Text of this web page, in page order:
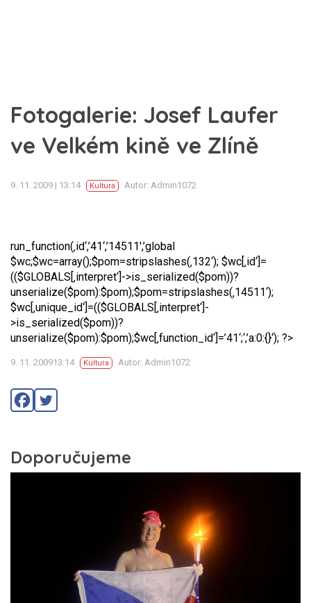
Fotogalerie: Josef Laufer
ve Velkém kině ve Zlíně
9. 11. 2009 | 13:14 Kultura Autor: Admin1072
run_function(‚id‘,’41‘,’14511′,’global
$wc;$wc=array();$pom=stripslashes(‚132‘); $wc[‚id‘]=
(($GLOBALS[‚interpret‘]->is_serialized($pom))?
unserialize($pom):$pom);$pom=stripslashes(‚14511‘);
$wc[‚unique_id‘]=(($GLOBALS[‚interpret‘]-
>is_serialized($pom))?
unserialize($pom):$pom);$wc[‚function_id‘]=’41‘;‘,’a:0:{}‘); ?>
9. 11. 200913:14 Kultura Autor: Admin1072